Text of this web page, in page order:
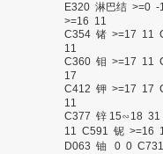
E320 淋巴结 >=0
>=16 11
C354 锗 >=17 11
11
C360 钼 >=17 11
17
C412 钾 >=17 17
11
C377 锌 15∽18
11 C591 铌 >=16
D063 铀 0 0